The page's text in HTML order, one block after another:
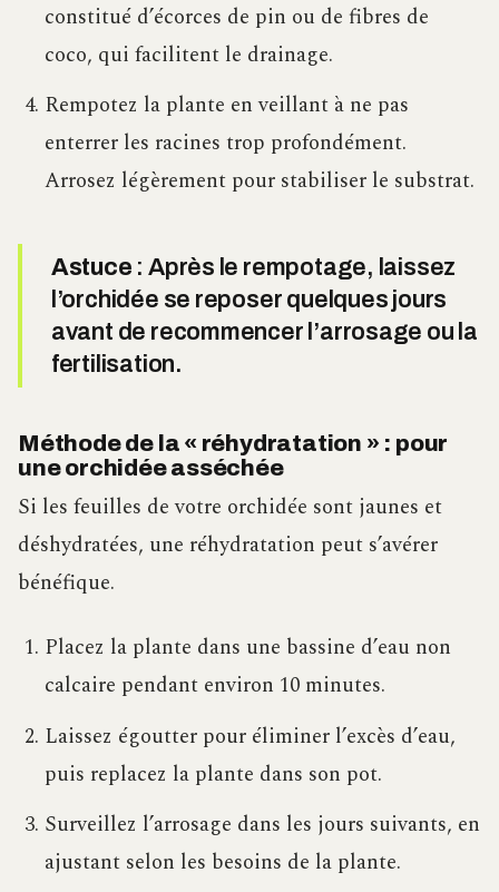
constitué d’écorces de pin ou de fibres de
coco, qui facilitent le drainage.
Rempotez la plante en veillant à ne pas
enterrer les racines trop profondément.
Arrosez légèrement pour stabiliser le substrat.
Astuce : Après le rempotage, laissez
l’orchidée se reposer quelques jours
avant de recommencer l’arrosage ou la
fertilisation.
Méthode de la « réhydratation » : pour
une orchidée asséchée
Si les feuilles de votre orchidée sont jaunes et
déshydratées, une réhydratation peut s’avérer
bénéfique.
Placez la plante dans une bassine d’eau non
calcaire pendant environ 10 minutes.
Laissez égoutter pour éliminer l’excès d’eau,
puis replacez la plante dans son pot.
Surveillez l’arrosage dans les jours suivants, en
ajustant selon les besoins de la plante.